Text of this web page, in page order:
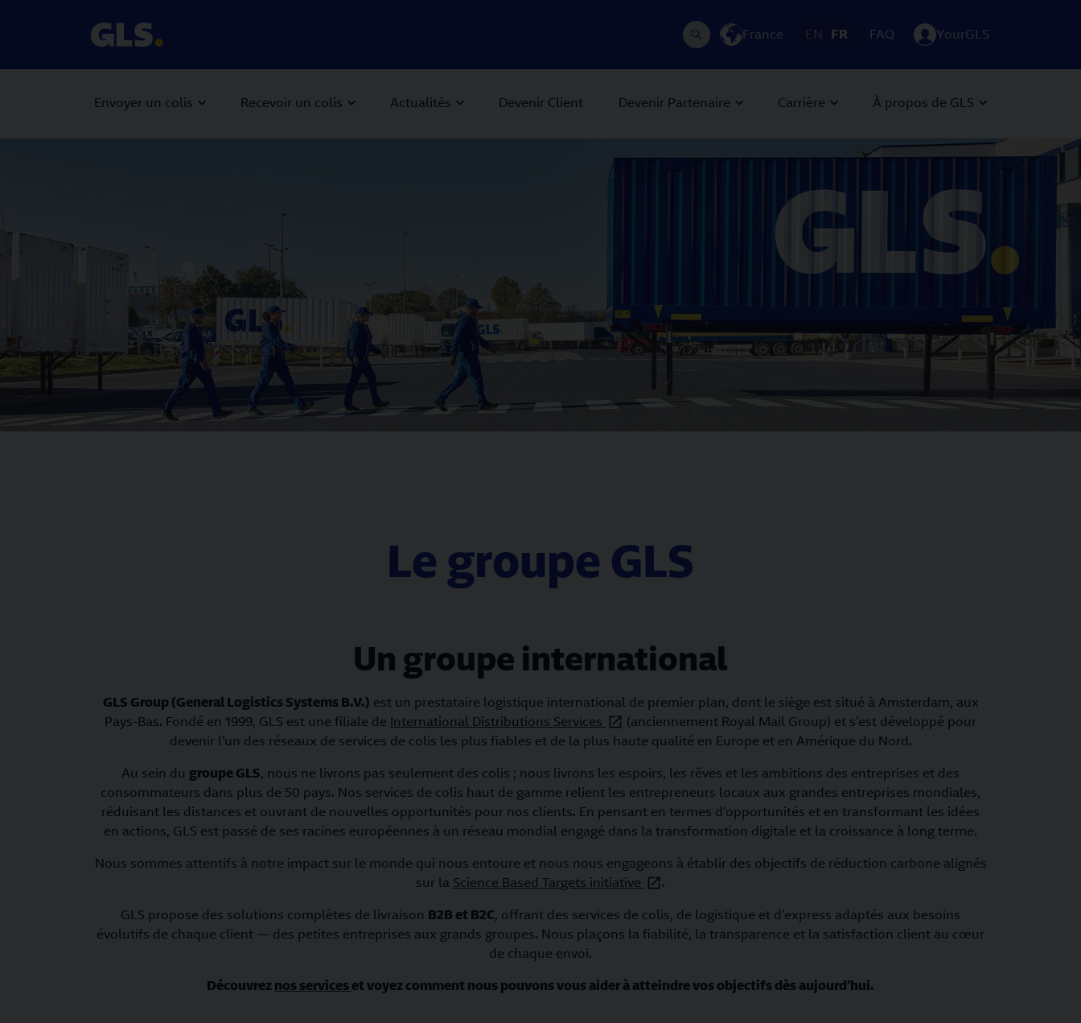
France EN FR FAQ YourGLS
Envoyer un colis Recevoir un colis Actualités Devenir Client Devenir Partenaire Carrière À propos de GLS
Le groupe GLS
Un groupe international
GLS Group (General Logistics Systems B.V.) est un prestataire logistique international de premier plan, dont le siège est situé à Amsterdam, aux
Pays-Bas. Fondé en 1999, GLS est une filiale de International Distributions Services
(anciennement Royal Mail Group) et s’est développé pour
devenir l’un des réseaux de services de colis les plus fiables et de la plus haute qualité en Europe et en Amérique du Nord.
Au sein du groupe GLS, nous ne livrons pas seulement des colis ; nous livrons les espoirs, les rêves et les ambitions des entreprises et des
consommateurs dans plus de 50 pays. Nos services de colis haut de gamme relient les entrepreneurs locaux aux grandes entreprises mondiales,
réduisant les distances et ouvrant de nouvelles opportunités pour nos clients. En pensant en termes d’opportunités et en transformant les idées
en actions, GLS est passé de ses racines européennes à un réseau mondial engagé dans la transformation digitale et la croissance à long terme.
Nous sommes attentifs à notre impact sur le monde qui nous entoure et nous nous engageons à établir des objectifs de réduction carbone alignés
sur la Science Based Targets initiative
.
GLS propose des solutions complètes de livraison B2B et B2C, offrant des services de colis, de logistique et d’express adaptés aux besoins
évolutifs de chaque client — des petites entreprises aux grands groupes. Nous plaçons la fiabilité, la transparence et la satisfaction client au cœur
de chaque envoi.
Découvreznos serviceset voyez comment nous pouvons vous aider à atteindre vos objectifs dès aujourd’hui.